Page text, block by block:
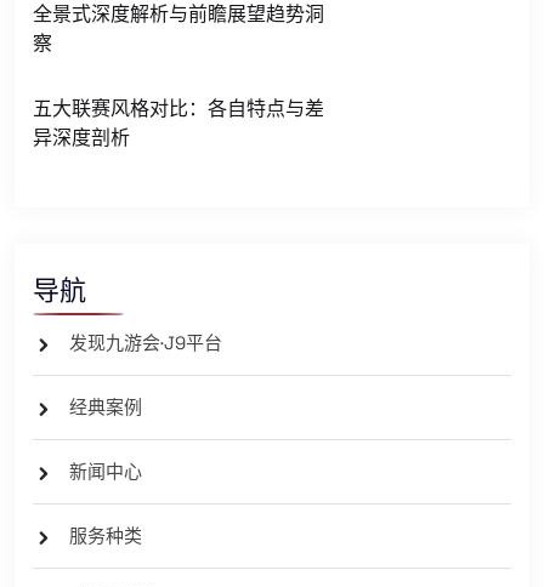
全景式深度解析与前瞻展望趋势洞
察
五大联赛风格对比：各自特点与差
异深度剖析
导航
发现九游会·J9平台
经典案例
新闻中心
服务种类